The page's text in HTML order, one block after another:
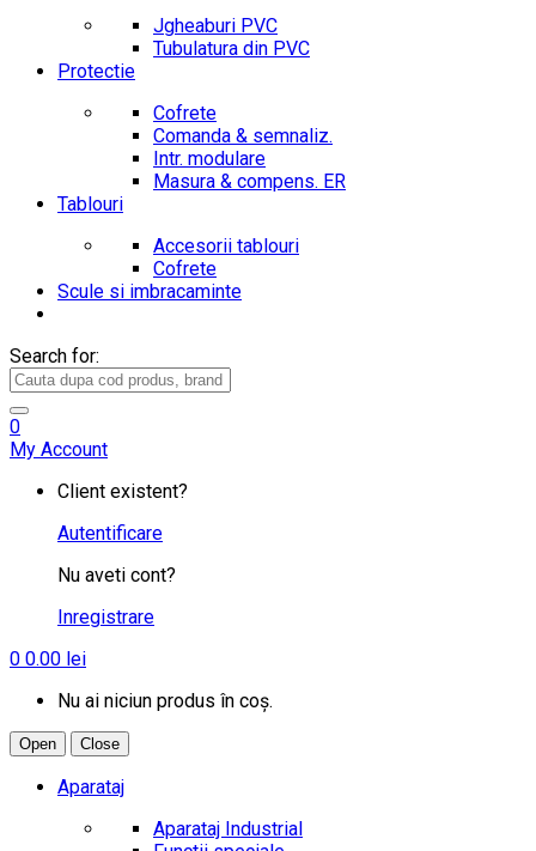
Jgheaburi PVC
Tubulatura din PVC
Protectie
Cofrete
Comanda & semnaliz.
Intr. modulare
Masura & compens. ER
Tablouri
Accesorii tablouri
Cofrete
Scule si imbracaminte
Search for:
0
My Account
Client existent?
Autentificare
Nu aveti cont?
Inregistrare
0 0.00 lei
Nu ai niciun produs în coș.
Open Close
Aparataj
Aparataj Industrial